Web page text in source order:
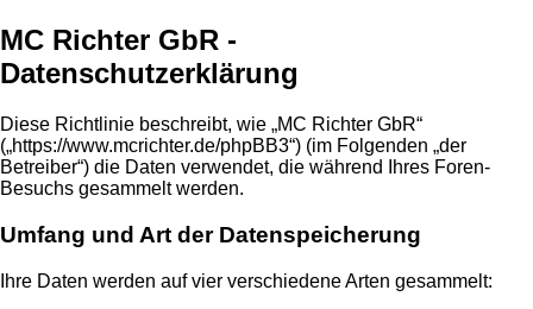
MC Richter GbR -
Datenschutzerklärung
Diese Richtlinie beschreibt, wie „MC Richter GbR“
(„https://www.mcrichter.de/phpBB3“) (im Folgenden „der
Betreiber“) die Daten verwendet, die während Ihres Foren-
Besuchs gesammelt werden.
Umfang und Art der Datenspeicherung
Ihre Daten werden auf vier verschiedene Arten gesammelt: